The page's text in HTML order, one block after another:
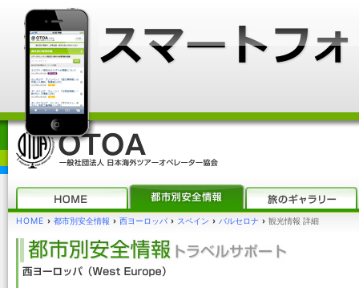
HOME › 都市別安全情報 › 西ヨーロッパ › スペイン › バルセロナ › 観光情報 詳細